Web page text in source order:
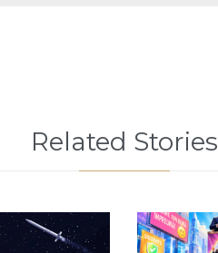
Related Stories